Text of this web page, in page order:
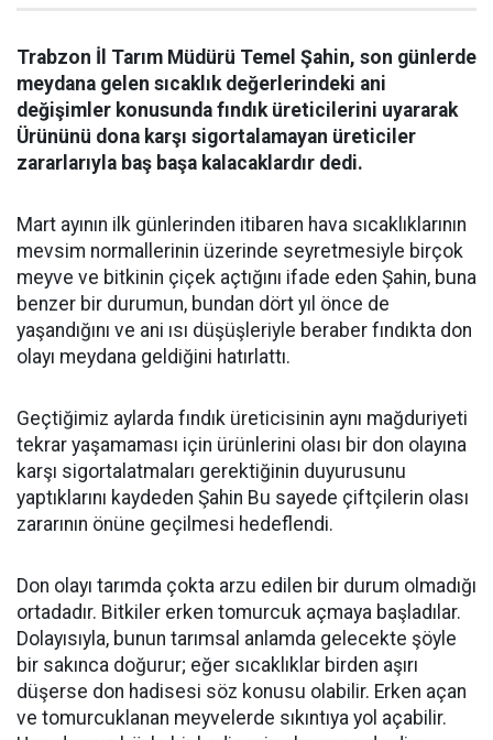
Trabzon İl Tarım Müdürü Temel Şahin, son günlerde
meydana gelen sıcaklık değerlerindeki ani
değişimler konusunda fındık üreticilerini uyararak
Ürününü dona karşı sigortalamayan üreticiler
zararlarıyla baş başa kalacaklardır dedi.
Mart ayının ilk günlerinden itibaren hava sıcaklıklarının
mevsim normallerinin üzerinde seyretmesiyle birçok
meyve ve bitkinin çiçek açtığını ifade eden Şahin, buna
benzer bir durumun, bundan dört yıl önce de
yaşandığını ve ani ısı düşüşleriyle beraber fındıkta don
olayı meydana geldiğini hatırlattı.
Geçtiğimiz aylarda fındık üreticisinin aynı mağduriyeti
tekrar yaşamaması için ürünlerini olası bir don olayına
karşı sigortalatmaları gerektiğinin duyurusunu
yaptıklarını kaydeden Şahin Bu sayede çiftçilerin olası
zararının önüne geçilmesi hedeflendi.
Don olayı tarımda çokta arzu edilen bir durum olmadığı
ortadadır. Bitkiler erken tomurcuk açmaya başladılar.
Dolayısıyla, bunun tarımsal anlamda gelecekte şöyle
bir sakınca doğurur; eğer sıcaklıklar birden aşırı
düşerse don hadisesi söz konusu olabilir. Erken açan
ve tomurcuklanan meyvelerde sıkıntıya yol açabilir.